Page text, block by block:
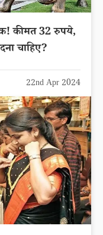
कीमत 32 रुपये,
चाहिए?
22nd Apr 2024